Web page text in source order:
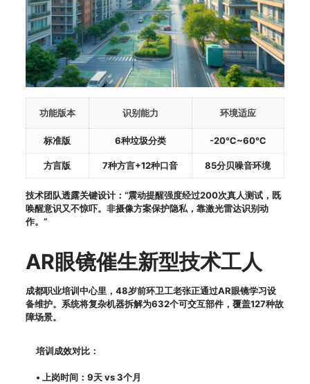
功能版本 识别能力 环境适应
标准版 6种垃圾分类 -20℃~60℃
方言版 7种方言+12种口音 85分贝噪音环境
技术团队透露关键设计：“震动提醒强度经过200次真人测试，既
唤醒意识又不惊吓。非摄像方案保护隐私，靠激光雷达识别动
作。”
AR眼镜催生新型技术工人
成都职业培训中心里，48岁前环卫工老张正通过AR眼镜学习设
备维护。系统将复杂机器拆解为632个可交互部件，覆盖127种故
障场景。
培训成效对比：
• 上岗时间：9天 vs 3个月